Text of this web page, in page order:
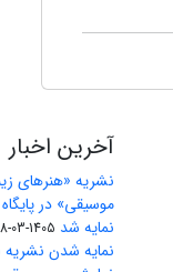
آخرین اخبار
نشریه «هنرهای
نمایه شد 1405-03-18
نمایه شدن نشریه